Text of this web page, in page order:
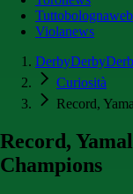
Tuttobolognaweb
Violanews
Curiosità
Record,
Record,
Champions